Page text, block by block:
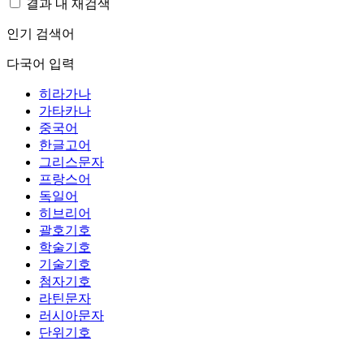
결과 내 재검색
인기 검색어
다국어 입력
히라가나
가타카나
중국어
한글고어
그리스문자
프랑스어
독일어
히브리어
괄호기호
학술기호
기술기호
첨자기호
라틴문자
러시아문자
단위기호